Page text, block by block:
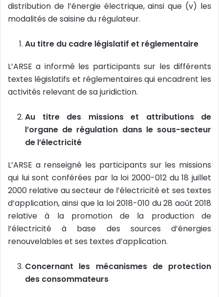
distribution de l’énergie électrique, ainsi que (v) les
modalités de saisine du régulateur.
Au titre du cadre législatif et réglementaire
L’ARSE a informé les participants sur les différents
textes législatifs et réglementaires qui encadrent les
activités relevant de sa juridiction.
Au titre des missions et attributions de
l’organe de régulation dans le sous-secteur
de l’électricité
L’ARSE a renseigné les participants sur les missions
qui lui sont conférées par la loi 2000-012 du 18 juillet
2000 relative au secteur de l’électricité et ses textes
d’application, ainsi que la loi 2018-010 du 28 août 2018
relative à la promotion de la production de
l’électricité à base des sources d’énergies
renouvelables et ses textes d’application.
Concernant les mécanismes de protection
des consommateurs